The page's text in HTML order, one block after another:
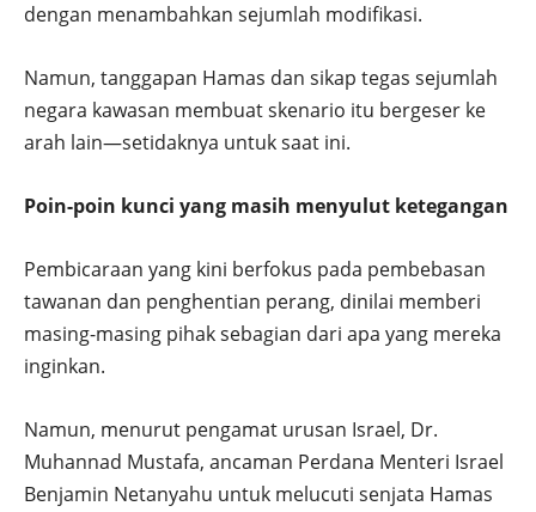
dengan menambahkan sejumlah modifikasi.
Namun, tanggapan Hamas dan sikap tegas sejumlah
negara kawasan membuat skenario itu bergeser ke
arah lain—setidaknya untuk saat ini.
Poin-poin kunci yang masih menyulut ketegangan
Pembicaraan yang kini berfokus pada pembebasan
tawanan dan penghentian perang, dinilai memberi
masing-masing pihak sebagian dari apa yang mereka
inginkan.
Namun, menurut pengamat urusan Israel, Dr.
Muhannad Mustafa, ancaman Perdana Menteri Israel
Benjamin Netanyahu untuk melucuti senjata Hamas